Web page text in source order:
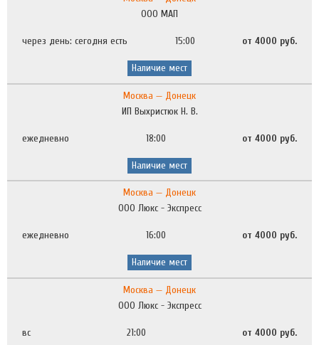
ООО МАП
через день: сегодня есть 15:00 от 4000 руб.
Наличие мест
Москва — Донецк
ИП Выхристюк Н. В.
ежедневно 18:00 от 4000 руб.
Наличие мест
Москва — Донецк
ООО Люкс - Экспресс
ежедневно 16:00 от 4000 руб.
Наличие мест
Москва — Донецк
ООО Люкс - Экспресс
вс 21:00 от 4000 руб.